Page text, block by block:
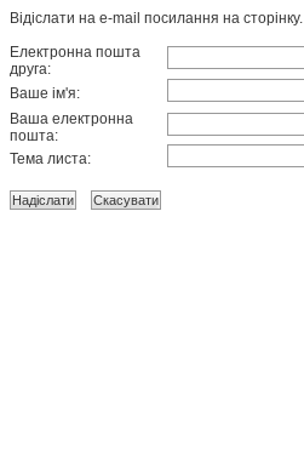
Відіслати на e-mail посилання на сторінку.
Електронна пошта
друга:
Ваше ім'я:
Ваша електронна
пошта:
Тема листа: